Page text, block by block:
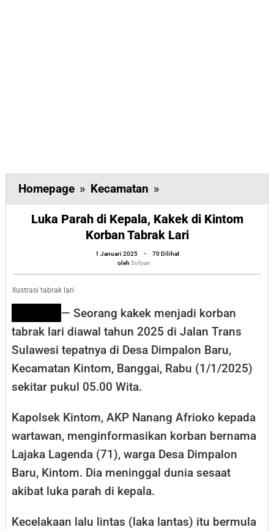
Homepage » Kecamatan »
Parah
di
Kepala,
Kakek
di
Korban
Tabrak
Luka Parah di Kepala, Kakek di Kintom
Korban Tabrak Lari
1 Januari 2025
oleh
Sofyan
-
70 Dilihat
oleh Sofyan
Ilustrasi tabrak lari
— Seorang kakek menjadi korban
tabrak lari diawal tahun 2025 di Jalan Trans
Sulawesi tepatnya di Desa Dimpalon Baru,
Kecamatan Kintom, Banggai, Rabu (1/1/2025)
sekitar pukul 05.00 Wita.
Kapolsek Kintom, AKP Nanang Afrioko kepada
wartawan, menginformasikan korban bernama
Lajaka Lagenda (71), warga Desa Dimpalon
Baru, Kintom. Dia meninggal dunia sesaat
akibat luka parah di kepala.
Kecelakaan lalu lintas (laka lantas) itu bermula